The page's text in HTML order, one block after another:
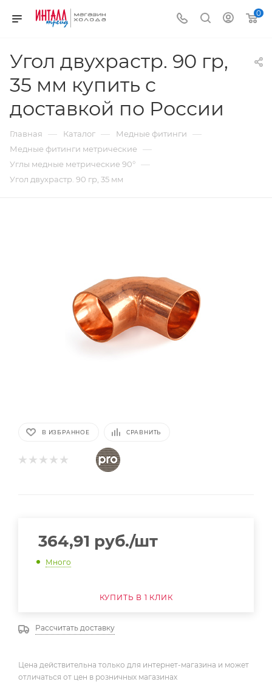
0
Угол двухрастр. 90 гр,
35 мм купить с
доставкой по России
Главная — Каталог — Медные фитинги —
Медные фитинги метрические —
Углы медные метрические 90° —
Угол двухрастр. 90 гр, 35 мм
В ИЗБРАННОЕ СРАВНИТЬ
364,91 руб./шт
Много
КУПИТЬ В 1 КЛИК
Рассчитать доставку
Цена действительна только для интернет-магазина и может
отличаться от цен в розничных магазинах